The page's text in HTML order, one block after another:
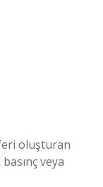
oluşturan
veya